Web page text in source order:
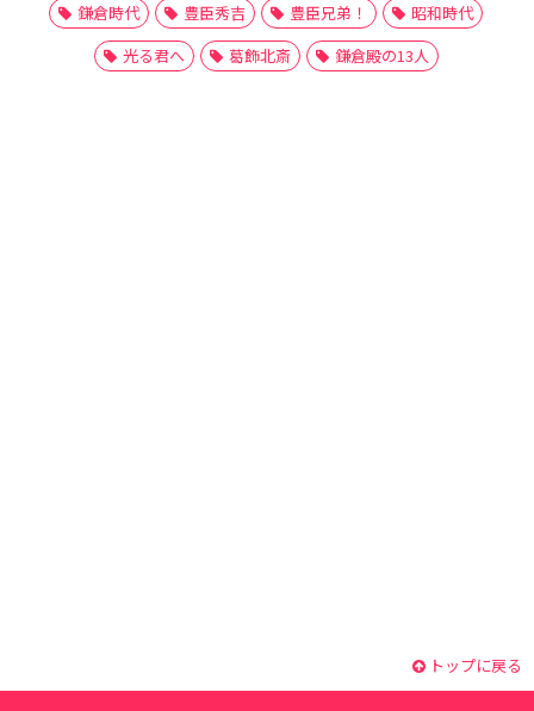
鎌倉時代
豊臣秀吉 豊臣兄弟！
昭和時代
光る君へ
葛飾北斎 鎌倉殿の13人
トップに戻る